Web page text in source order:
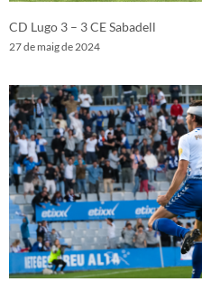
CD Lugo 3 – 3 CE Sabadell
27 de maig de 2024